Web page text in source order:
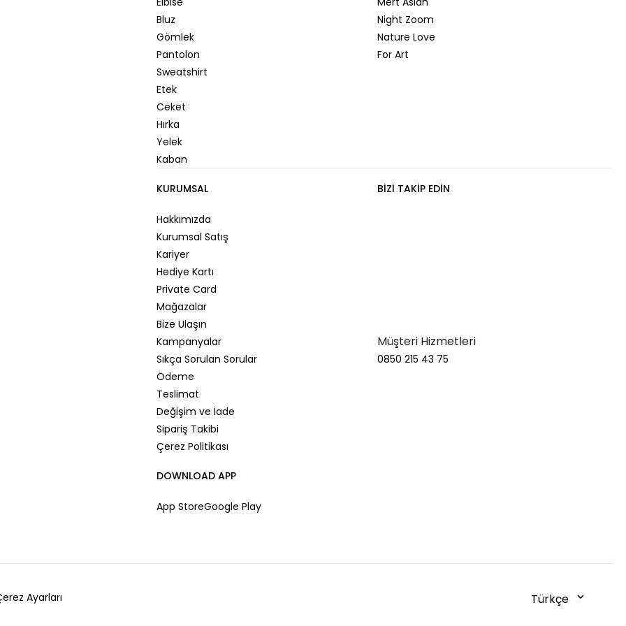
Bluz
Gömlek
Pantolon
Sweatshirt
Etek
Ceket
Hırka
Yelek
Kaban
Night Zoom
Nature Love
For Art
KURUMSAL
Hakkımızda
Kurumsal Satış
Kariyer
Hediye Kartı
Private Card
Mağazalar
Bize Ulaşın
Kampanyalar
Sıkça Sorulan Sorular
Ödeme
Teslimat
Değişim ve İade
Sipariş Takibi
Çerez Politikası
BIZI TAKIP EDIN
Müşteri Hizmetleri
0850 215 43 75
DOWNLOAD APP
App StoreGoogle Play
Ayarları